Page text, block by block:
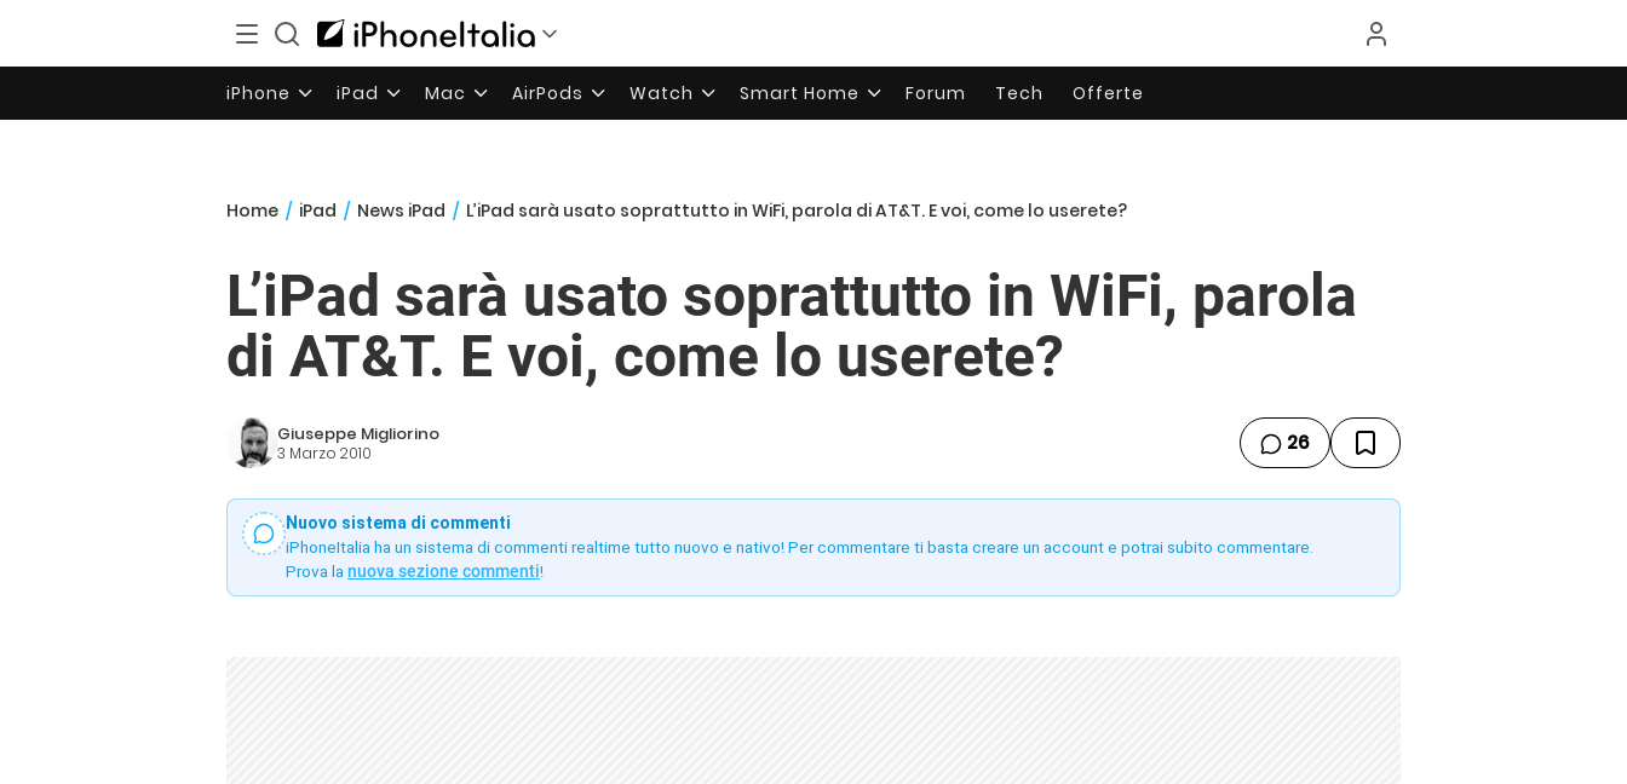
iPhone iPad Mac AirPods Watch Smart Home Forum Tech Offerte
Home / iPad / News iPad / L’iPad sarà usato soprattutto in WiFi, parola di AT&T. E voi, come lo userete?
L’iPad sarà usato soprattutto in WiFi, parola
di AT&T. E voi, come lo userete?
Giuseppe Migliorino
3 Marzo 2010 26
Nuovo sistema di commenti
iPhoneItalia ha un sistema di commenti realtime tutto nuovo e nativo! Per commentare ti basta creare un account e potrai subito commentare.
Prova la nuova sezione commenti!